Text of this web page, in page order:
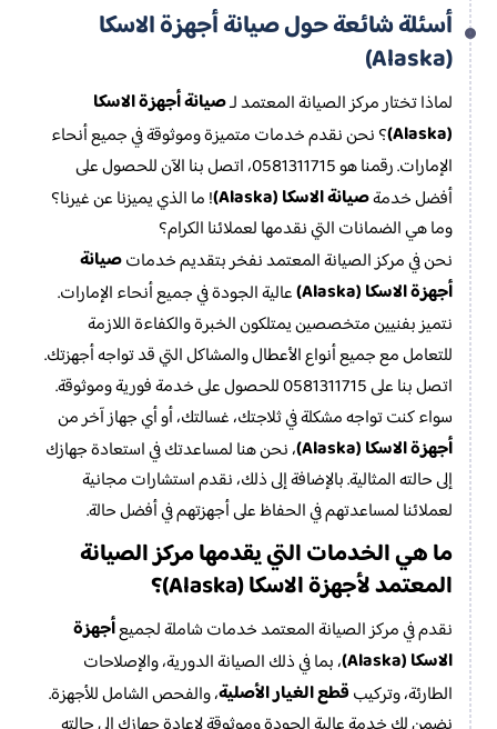
أسئلة شائعة حول صيانة أجهزة الاسكا
(Alaska)
لماذا تختار مركز الصيانة المعتمد لـصيانة أجهزة الاسكا
(Alaska)
؟ نحن نقدم خدمات متميزة وموثوقة في جميع أنحاء
الإمارات. رقمنا هو 0581311715، اتصل بنا الآن للحصول على
أفضل خدمةصيانة الاسكا (Alaska)
! ما الذي يميزنا عن غيرنا؟
وما هي الضمانات التي نقدمها لعملائنا الكرام؟
نحن في مركز الصيانة المعتمد نفخر بتقديم خدماتصيانة
أجهزة الاسكا (Alaska)
عالية الجودة في جميع أنحاء الإمارات.
نتميز بفنيين متخصصين يمتلكون الخبرة والكفاءة اللازمة
للتعامل مع جميع أنواع الأعطال والمشاكل التي قد تواجه أجهزتك.
اتصل بنا على 0581311715 للحصول على خدمة فورية وموثوقة.
سواء كنت تواجه مشكلة في ثلاجتك، غسالتك، أو أي جهاز آخر من
أجهزة الاسكا (Alaska)
، نحن هنا لمساعدتك في استعادة جهازك
إلى حالته المثالية. بالإضافة إلى ذلك، نقدم استشارات مجانية
لعملائنا لمساعدتهم في الحفاظ على أجهزتهم في أفضل حالة.
ما هي الخدمات التي يقدمها مركز الصيانة
المعتمد لأجهزة الاسكا (Alaska)؟
نقدم في مركز الصيانة المعتمد خدمات شاملة لجميعأجهزة
الاسكا (Alaska)
، بما في ذلك الصيانة الدورية، والإصلاحات
الطارئة، وتركيبقطع الغيار الأصلية، والفحص الشامل للأجهزة.